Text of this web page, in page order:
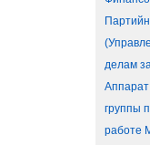
делам
группы
работе